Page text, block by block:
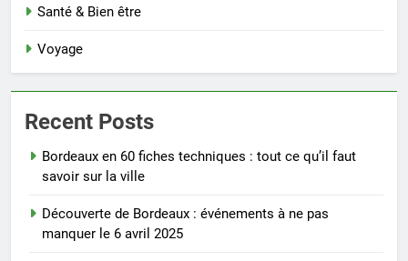
Santé & Bien être
Voyage
Recent Posts
Bordeaux en 60 fiches techniques : tout ce qu’il faut
savoir sur la ville
Découverte de Bordeaux : événements à ne pas
manquer le 6 avril 2025